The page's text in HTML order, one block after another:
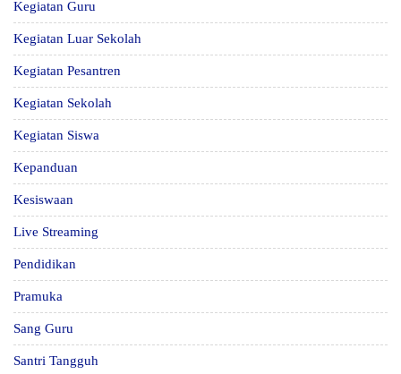
Kegiatan Guru
Kegiatan Luar Sekolah
Kegiatan Pesantren
Kegiatan Sekolah
Kegiatan Siswa
Kepanduan
Kesiswaan
Live Streaming
Pendidikan
Pramuka
Sang Guru
Santri Tangguh